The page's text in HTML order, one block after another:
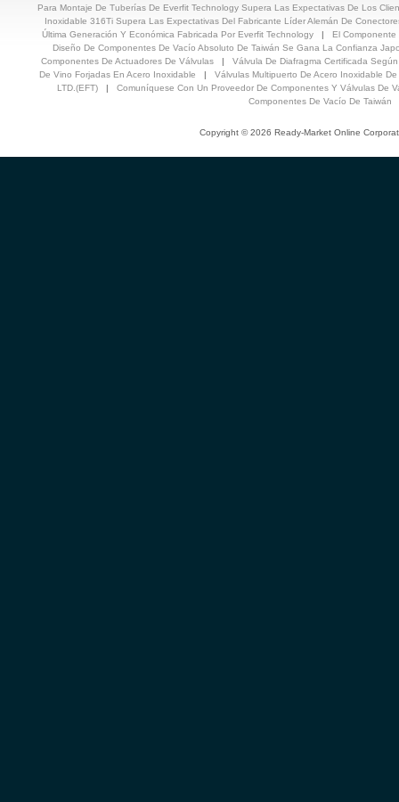
Para Montaje De Tuberías De Everfit Technology Supera Las Expectativas De Los
Inoxidable 316Ti Supera Las Expectativas Del Fabricante Líder Alemán De
Última Generación Y Económica Fabricada Por Everfit Technology | El
Diseño De Componentes De Vacío Absoluto De Taiwán Se Gana La Confianza
Componentes De Actuadores De Válvulas |Válvula De Diafragma Certificada
De Vino Forjadas En Acero Inoxidable | Válvulas Multipuerto De Acero Inoxidable De
LTD.(EFT) | Comuníquese Con Un Proveedor De Componentes Y Válvulas De
Componentes De Vacío De Taiwán
Copyright © 2026 Ready-Market Online